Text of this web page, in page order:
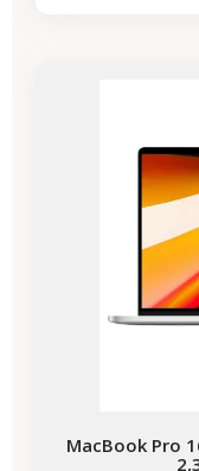
MacBook Pro